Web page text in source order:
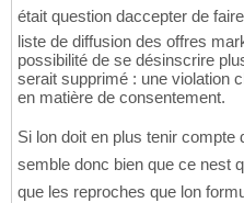
était question daccepter de
liste de diffusion des offres
possibilité de se désinscrire
serait supprimé : une violation
en matière de consentement.
Si lon doit en plus tenir
semble donc bien que ce nest
que les reproches que lon